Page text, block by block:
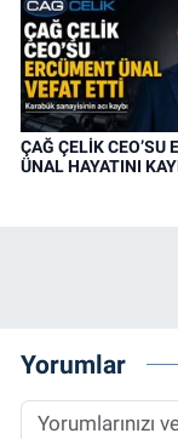
ÇAĞ ÇELİK CEO’SU
ÜNAL HAYATINI
Yorumlar